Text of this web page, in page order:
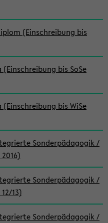
(Einschreibung bis
bis SoSe
bis WiSe
Sonderpädagogik /
Sonderpädagogik /
13)
Sonderpädagogik /